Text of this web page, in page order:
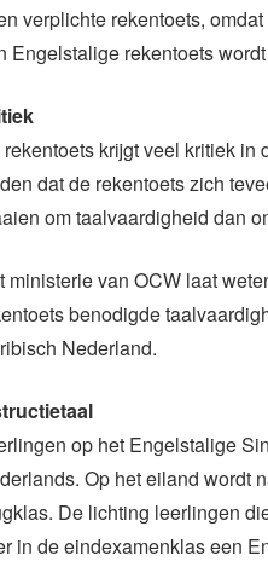
verplichte rekentoets,
Engelstalige rekentoets
rekentoets krijgt veel kritiek in
dat de rekentoets zich
om taalvaardigheid dan
ministerie van OCW laat
benodigde
Nederland.
op het Engelstalige
Op het eiland wordt
De lichting leerlingen
in de eindexamenklas een